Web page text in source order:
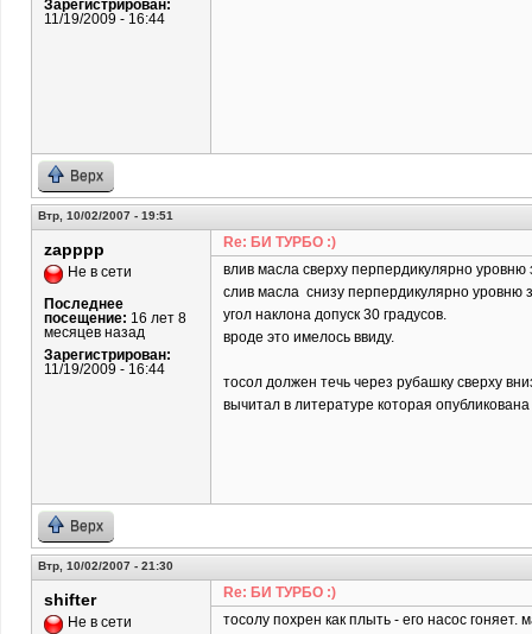
Зарегистрирован:
11/19/2009 - 16:44
Верх
Втр, 10/02/2007 - 19:51
zapppp
Не в сети
Последнее
посещение: 16 лет 8
месяцев назад
Зарегистрирован:
11/19/2009 - 16:44
Re: БИ ТУРБО :)
влив масла сверху перпердикулярно уровню
слив масла снизу перпердикулярно уровню
угол наклона допуск 30 градусов.
вроде это имелось ввиду.
тосол должен течь через рубашку сверху
вычитал в литературе которая опубликована
Верх
Втр, 10/02/2007 - 21:30
shifter
Не в сети
Re: БИ ТУРБО :)
тосолу похрен как плыть - его насос гоняет.